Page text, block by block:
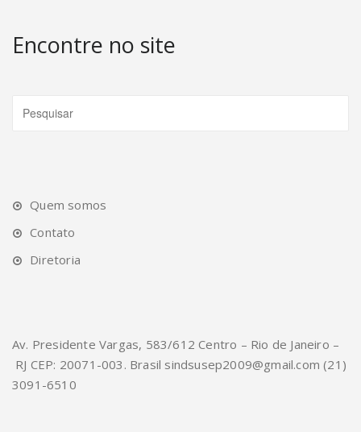
Encontre no site
Quem somos
Contato
Diretoria
Av. Presidente Vargas, 583/612 Centro – Rio de Janeiro –
RJ CEP: 20071-003. Brasil sindsusep2009@gmail.com (21)
3091-6510